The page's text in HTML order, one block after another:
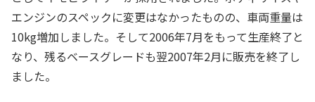
エンジンのスペックに変更はなかったものの、車両重量は
10kg増加しました。そして2006年7月をもって生産終了と
なり、残るベースグレードも翌2007年2月に販売を終了し
ました。